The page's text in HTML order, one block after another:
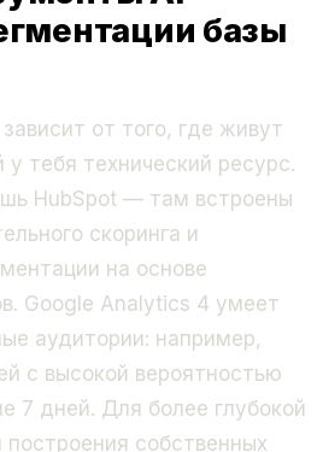
базы
от того, где живут
тебя технический ресурс.
HubSpot — там встроены
скоринга и
на основе
Google Analytics 4 умеет
аудитории: например,
с высокой вероятностью
7 дней. Для более глубокой
собственных